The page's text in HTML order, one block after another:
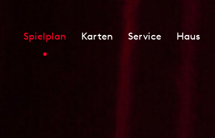
Spielplan Karten Service Haus